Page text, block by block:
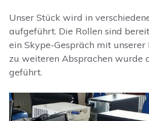
Unser Stück wird in
aufgeführt. Die Rollen sind
ein Skype-Gespräch mit unserer
zu weiteren Absprachen wurde
geführt.